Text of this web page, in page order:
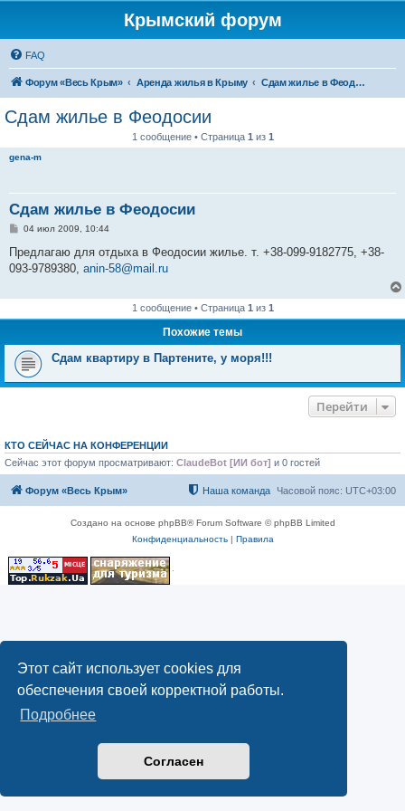
Этот сайт использует cookies для
обеспечения своей корректной работы.
Подробнее
Согласен
Крымский форум
FAQ
Форум «Весь Крым» Аренда жилья в Крыму Сдам жилье в Феодосии - аренда жилья от хозяев
Сдам жилье в Феодосии
1 сообщение • Страница 1 из 1
gena-m
Сдам жилье в Феодосии
С
о
щ
04 июл 2009, 10:44
Предлагаю для отдыха в Феодосии жилье. т. +38-099-9182775, +38-
093-9789380, anin-58@mail.ru
1 сообщение • Страница 1 из 1
Похожие темы
Сдам квартиру в Партените, у моря!!!
Перейти
КТО СЕЙЧАС НА КОНФЕРЕНЦИИ
Сейчас этот форум просматривают: ClaudeBot [ИИ бот] и 0 гостей
Форум «Весь Крым» Часовой пояс: UTC+03:00
Наша команда
Создано на основе phpBB® Forum Software © phpBB Limited
Конфиденциальность| Правила